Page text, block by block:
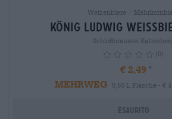
Weizenbiere |
König Ludwig
Schloßbrauerei
(0)
€ 2,49
MEHRWEG
0,50 L Flasche - €
Esaurito